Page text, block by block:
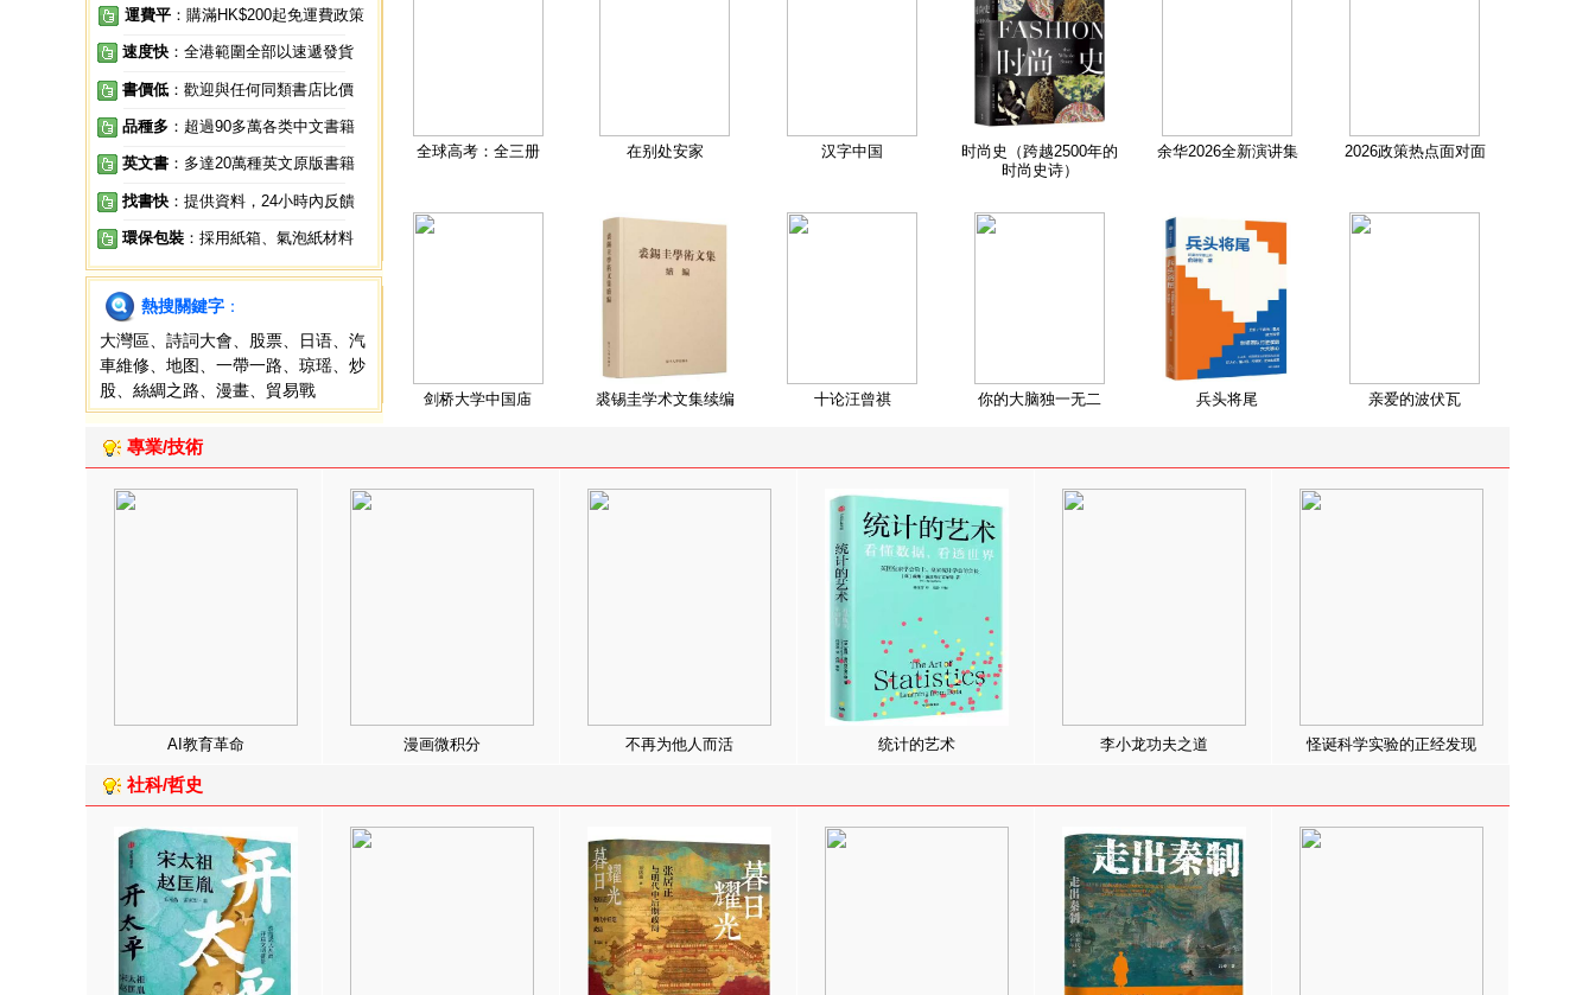
運費平 ：購滿HK$200起免運費政策
速度快 ：全港範圍全部以速遞發貨
書價低 ：歡迎與任何同類書店比價
品種多 ：超過90多萬各类中文書籍
英文書 ：多達20萬種英文原版書籍
找書快 ：提供資料，24小時內反饋
環保包裝 ：採用紙箱、氣泡紙材料
熱搜關鍵字 ：
大灣區
詩詞大會 股票 日语
汽
車維修
地图 一帶一路 琼瑶
炒
股
絲綢之路 漫畫 貿易戰
全球高考：全三册 在别处安家 汉字中国
时尚史（跨越2500年的
时尚史诗）
余华2026全新演讲集 2026政策热点面对面
剑桥大学中国庙 裘锡圭学术文集续编 十论汪曾祺 你的大脑独一无二 兵头将尾 亲爱的波伏瓦
專業/技術
AI教育革命 漫画微积分 不再为他人而活 统计的艺术 李小龙功夫之道 怪诞科学实验的正经发现
社科/哲史